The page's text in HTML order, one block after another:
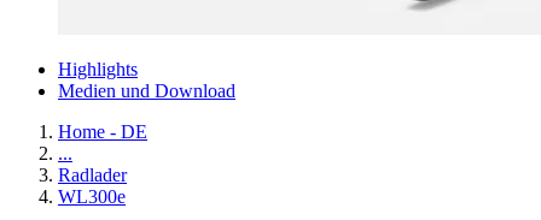
Highlights
Medien und Download
Home - DE
...
Radlader
WL300e